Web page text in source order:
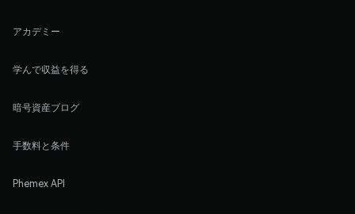
アカデミー
学んで収益を得る
暗号資産ブログ
手数料と条件
Phemex API